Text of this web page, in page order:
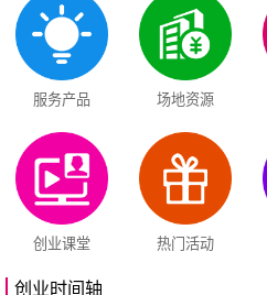
服务产品 场地资源
创业课堂 热门活动
创业时间轴